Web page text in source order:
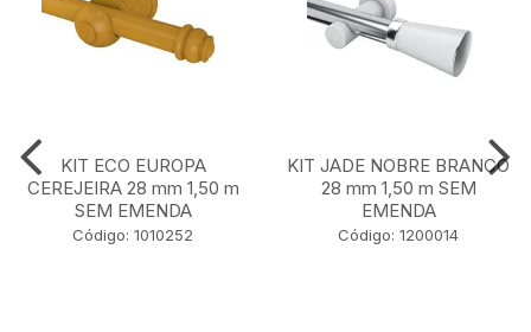
KIT ECO EUROPA
CEREJEIRA 28 mm 1,50 m
SEM EMENDA
Código: 1010252
KIT JADE NOBRE BRANCO
28 mm 1,50 m SEM
EMENDA
Código: 1200014